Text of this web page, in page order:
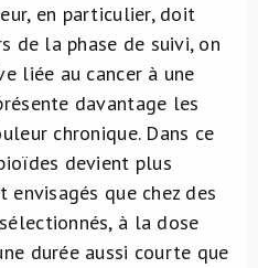
en particulier, doit
de la phase de suivi, on
liée au cancer à une
davantage les
chronique. Dans ce
devient plus
que chez des
à la dose
durée aussi courte que